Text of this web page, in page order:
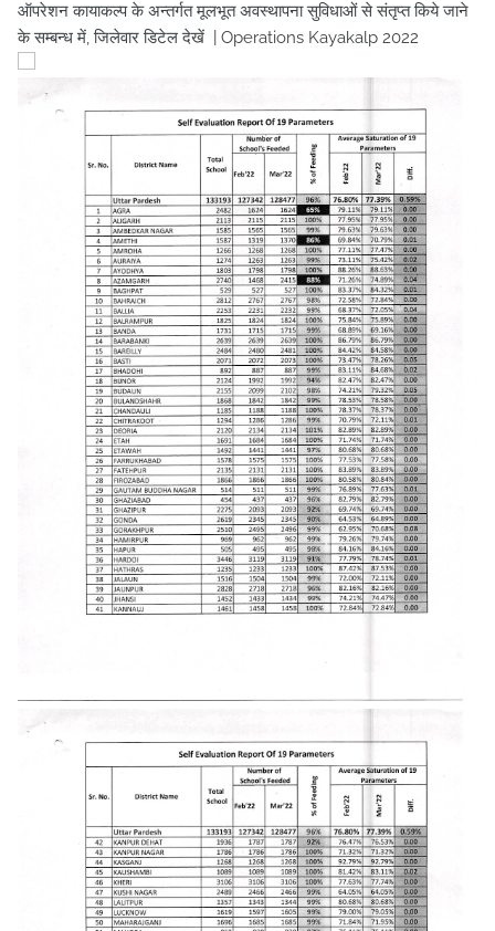
ऑपरेशन कायाकल्प के अन्तर्गत मूलभूत अवस्थापना सुविधाओं से संतृप्त किये जाने
के सम्बन्ध में, जिलेवार डिटेल देखें | Operations Kayakalp 2022